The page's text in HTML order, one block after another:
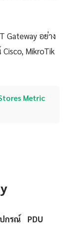
Gateway อย่าง
MikroTik
Metric
กรณ์ PDU